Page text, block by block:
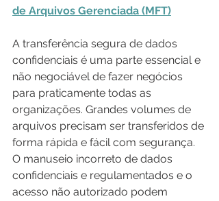
de Arquivos Gerenciada (MFT)
A transferência segura de dados
confidenciais é uma parte essencial e
não negociável de fazer negócios
para praticamente todas as
organizações. Grandes volumes de
arquivos precisam ser transferidos de
forma rápida e fácil com segurança.
O manuseio incorreto de dados
confidenciais e regulamentados e o
acesso não autorizado podem